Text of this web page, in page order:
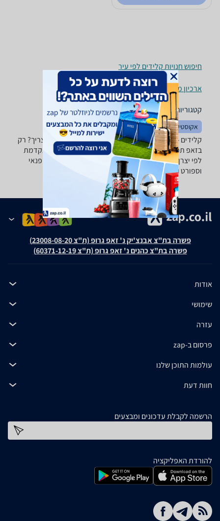
חיפוש חנויות קלידים לפי עיר
ארכיון מוצרים
קטגוריות משלימות
אקוסטיקה
קלידים - ‏88 ‏148 ‏ס"מ רוצה למצוא את הקלידים שאתה צריך? רק
בזאפ תמצא מאות ביקורות על קלידים מערכת סינון מתקדמת
לפי יצרן , סוג ועוד, השוואת מחירים ביותר מאלף חנויות פנאי
וספורט ותקבל החלטה חכמה!
פשרה בת"צ אבנצ'יק נ' זאפ גרופ (ת"צ 23008-08-20)
פשרה בת"צ כהנים נ' זאפ גרופ (ת"צ 60371-12-19)
אודות
שימושי
עזרה
פרסום ב-zap
עולמות התוכן שלנו
חוות דעת
הרשמה לקבלת עדכונים ומבצעים
להורדת האפליקציה